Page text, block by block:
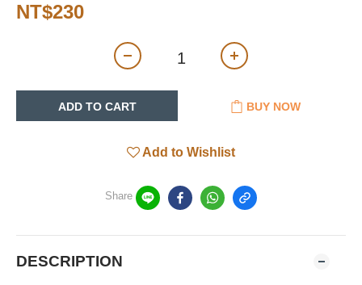
NT$230
ADD TO CART BUY NOW
Add to Wishlist
Share
DESCRIPTION